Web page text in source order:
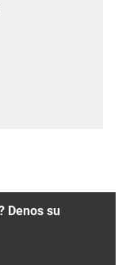
Denos su